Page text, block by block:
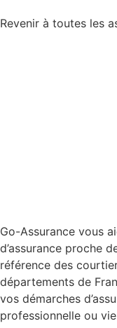
Revenir à toutes les
Go-Assurance vous
d’assurance proche
référence des
départements de
vos démarches
professionnelle ou